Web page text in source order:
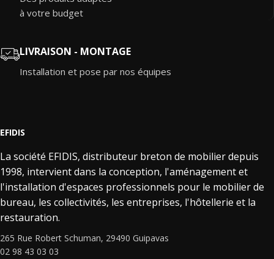
à votre budget
LIVRAISON - MONTAGE
Installation et pose par nos équipes
EFIDIS
La société EFIDIS, distributeur breton de mobilier depuis
1998, intervient dans la conception, l'aménagement et
l'installation d'espaces professionnels pour le mobilier de
bureau, les collectivités, les entreprises, l'hôtellerie et la
restauration.
265 Rue Robert Schuman, 29490 Guipavas
02 98 43 03 03